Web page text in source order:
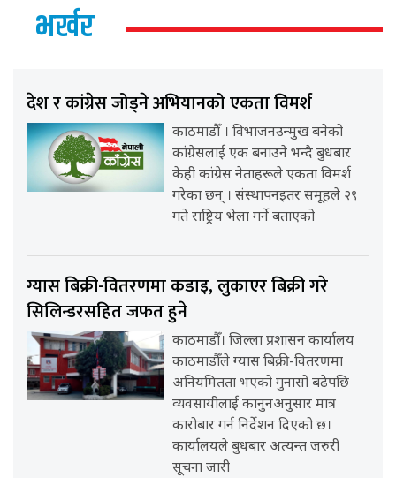
भर्खर
देश र कांग्रेस जोड्ने अभियानको एकता विमर्श
काठमाडौँ । विभाजनउन्मुख बनेको
कांग्रेसलाई एक बनाउने भन्दै बुधबार
केही कांग्रेस नेताहरूले एकता विमर्श
गरेका छन् । संस्थापनइतर समूहले २९
गते राष्ट्रिय भेला गर्ने बताएको
ग्यास बिक्री-वितरणमा कडाइ, लुकाएर बिक्री गरे
सिलिन्डरसहित जफत हुने
काठमाडौँ। जिल्ला प्रशासन कार्यालय
काठमाडौँले ग्यास बिक्री-वितरणमा
अनियमितता भएको गुनासो बढेपछि
व्यवसायीलाई कानुनअनुसार मात्र
कारोबार गर्न निर्देशन दिएको छ।
कार्यालयले बुधबार अत्यन्त जरुरी
सूचना जारी